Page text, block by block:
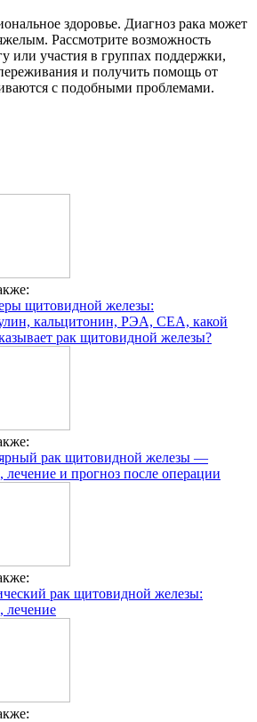
здоровье. Диагноз рака может
Рассмотрите возможность
или участия в группах поддержки,
и получить помощь от
с подобными проблемами.
щитовидной железы:
кальцитонин, РЭА, СЕА, какой
рак щитовидной железы?
рак щитовидной железы —
и прогноз после операции
рак щитовидной железы:
лечение